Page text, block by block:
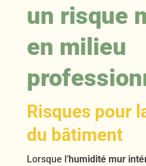
un risque
en milieu
Risques pour
du bâtiment
Lorsque l’humidité mur